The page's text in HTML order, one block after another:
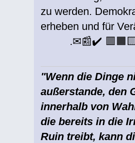
zu werden.
erheben und für
.✉📰✔️
"Wenn die Dinge
außerstande, den
innerhalb von
die bereits in die
Ruin treibt, kann